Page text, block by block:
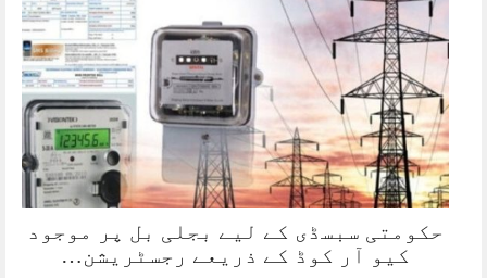
حکومتی سبسڈی کے لیے بجلی بل پر موجود
کیو آر کوڈ کے ذریعے رجسٹریشن…